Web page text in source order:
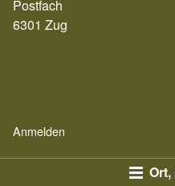
Ort,
Postfach
6301 Zug
Anmelden